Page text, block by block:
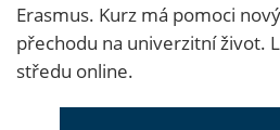
Erasmus. Kurz má pomoci
přechodu na univerzitní život.
středu online.